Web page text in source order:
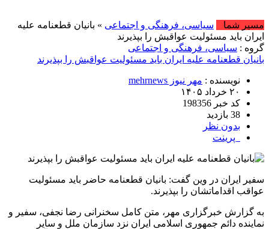
مسیر شما
سیاسی، فرهنگی و اجتماعی » بانیان قطعنامه علیه
ایران باید مسئولیت عواقبش را بپذیرند
گروه : سیاسی، فرهنگی و اجتماعی
بانیان قطعنامه علیه ایران باید مسئولیت عواقبش را بپذیرند
نویسنده : مهر نیوز mehrnews
۲۰ خرداد ۱۴۰۵
کد خبر 198356
38 بازدید
بدون نظر
پرینت
سفیر ایران در وین گفت: بانیان قطعنامه حاضر باید مسئولیت
عواقب اقداماتشان را بپذیرند.
به گزارش خبرگزاری مهر، متن کامل سخنرانی رضا نجفی، سفیر و
نماینده دائم جمهوری اسلامی ایران نزد سازمان ملل و سایر